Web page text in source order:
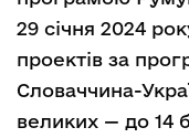
29 січня 2024
проектів за
Словаччина-
великих — до 14